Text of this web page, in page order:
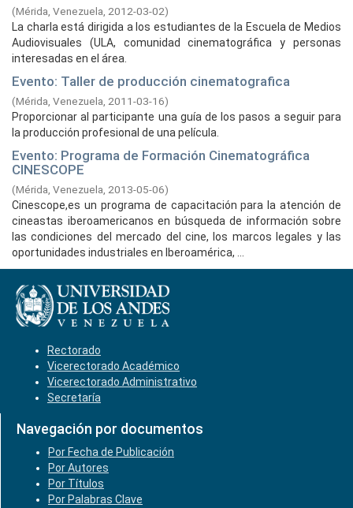
(Mérida, Venezuela, 2012-03-02)
La charla está dirigida a los estudiantes de la Escuela de Medios
Audiovisuales (ULA, comunidad cinematográfica y personas
interesadas en el área.
Evento: Taller de producción cinematografica
(Mérida, Venezuela, 2011-03-16)
Proporcionar al participante una guía de los pasos a seguir para
la producción profesional de una película.
Evento: Programa de Formación Cinematográfica
CINESCOPE
(Mérida, Venezuela, 2013-05-06)
Cinescope,es un programa de capacitación para la atención de
cineastas iberoamericanos en búsqueda de información sobre
las condiciones del mercado del cine, los marcos legales y las
oportunidades industriales en Iberoamérica, ...
Rectorado
Vicerectorado Académico
Vicerectorado Administrativo
Secretaría
Navegación por documentos
Por Fecha de Publicación
Por Autores
Por Títulos
Por Palabras Clave